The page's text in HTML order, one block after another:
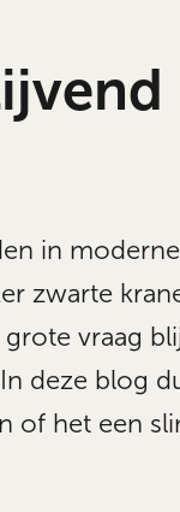
in
zwarte
vraag
deze blog
of het een